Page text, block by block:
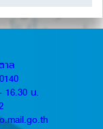
าล
16.30 น.